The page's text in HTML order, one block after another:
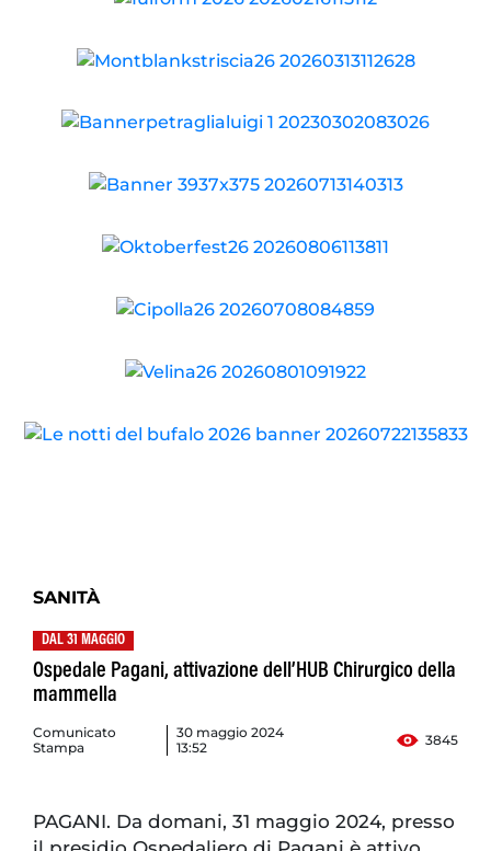
SANITÀ
DAL 31 MAGGIO
Ospedale Pagani, attivazione dell’HUB Chirurgico della
mammella
Comunicato
Stampa
30 maggio 2024
13:52
3845
PAGANI. Da domani, 31 maggio 2024, presso